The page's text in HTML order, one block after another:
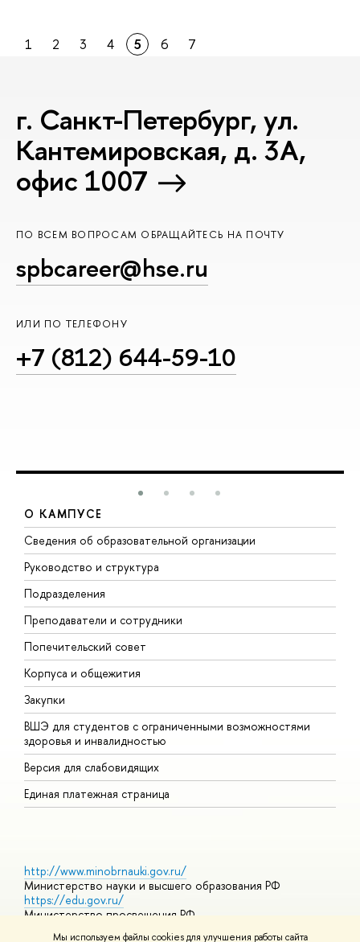
Мы используем файлы cookies для улучшения работы сайта
1 2 3 4 5 6 7
г. Санкт-Петербург, ул.
Кантемировская, д. 3А,
офис 1007
ПО ВСЕМ ВОПРОСАМ ОБРАЩАЙТЕСЬ НА ПОЧТУ
spbcareer@hse.ru
ИЛИ ПО ТЕЛЕФОНУ
+7 (812) 644-59-10
О КАМПУСЕ
Сведения об образовательной организации
Руководство и структура
Подразделения
Преподаватели и сотрудники
Попечительский совет
Корпуса и общежития
Закупки
ВШЭ для студентов с ограниченными возможностями
здоровья и инвалидностью
Версия для слабовидящих
Единая платежная страница
http://www.minobrnauki.gov.ru/
Министерство науки и высшего образования РФ
https://edu.gov.ru/
Министерство просвещения РФ